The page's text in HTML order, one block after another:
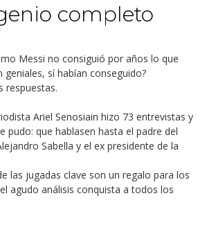
completo
Messi no consiguió por años lo que
sí habían conseguido?
respuestas.
Ariel Senosiain hizo 73 entrevistas y
pudo: que hablasen hasta el padre del
Sabella y el ex presidente de la
las jugadas clave son un regalo para los
agudo análisis conquista a todos los